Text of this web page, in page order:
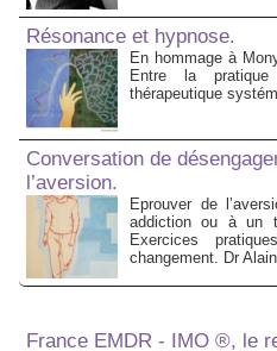
Résonance et hypnose.
En hommage à
Entre la pratique
thérapeutique
Conversation de
l’aversion.
Eprouver de
addiction ou à un
Exercices
changement. Dr
France EMDR - IMO ®, le